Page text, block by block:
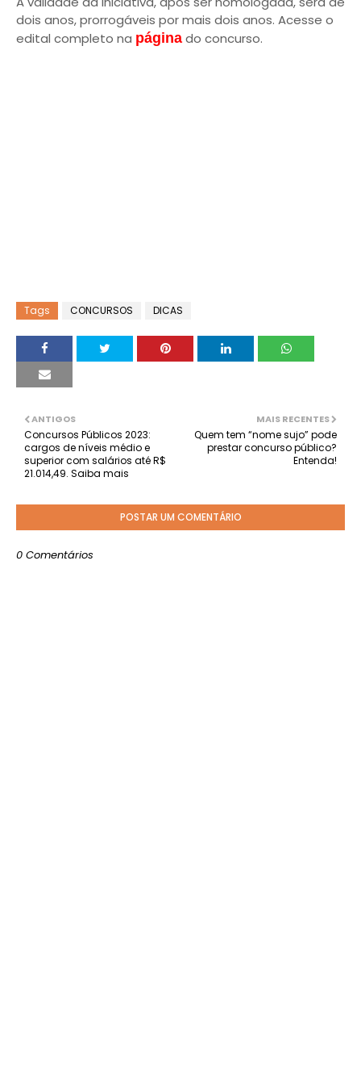
dois anos, prorrogáveis por mais dois anos. Acesse o
edital completo na página do concurso.
Tags CONCURSOS DICAS
MAIS RECENTES
Quem tem “nome sujo” pode
prestar concurso público?
Entenda!
ANTIGOS
Concursos Públicos 2023:
cargos de níveis médio e
superior com salários até R$
21.014,49. Saiba mais
POSTAR UM COMENTÁRIO
0 Comentários